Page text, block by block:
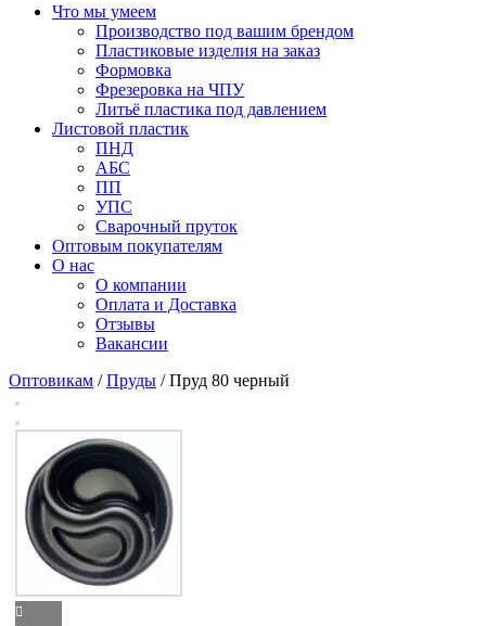
Что мы умеем
Производство под вашим брендом
Пластиковые изделия на заказ
Формовка
Фрезеровка на ЧПУ
Литьё пластика под давлением
Листовой пластик
ПНД
АБС
ПП
УПС
Сварочный пруток
Оптовым покупателям
О нас
О компании
Оплата и Доставка
Отзывы
Вакансии
Оптовикам /Пруды / Пруд 80 черный